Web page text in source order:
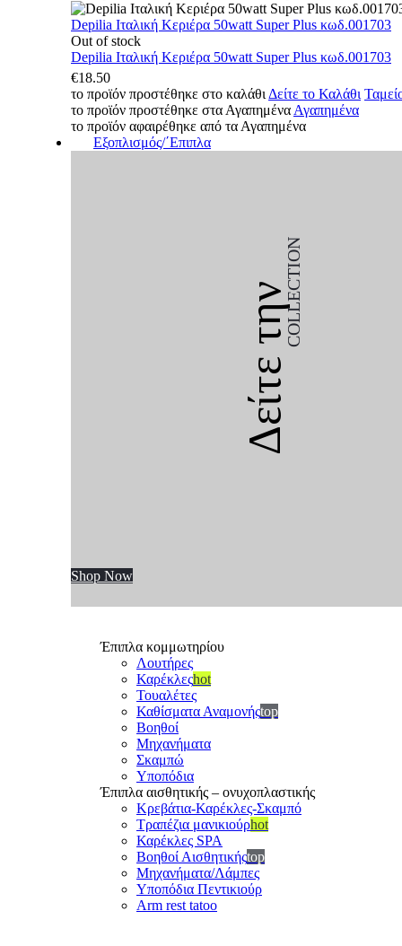
Depilia Ιταλική Κεριέρα 50watt Super Plus κωδ.001703
Out of stock
Depilia Ιταλική Κεριέρα 50watt Super Plus κωδ.001703
€18.50
το προϊόν προστέθηκε στο καλάθι Δείτε το Καλάθι
το προϊόν προστέθηκε στα Αγαπημένα Αγαπημένα
το προϊόν αφαιρέθηκε από τα Αγαπημένα
Εξοπλισμός/΄Επιπλα
Δείτε τηνCOLLECTION
Shop Now
Έπιπλα κομμωτηρίου
Λουτήρες
Καρέκλεςhot
Τουαλέτες
Καθίσματα Αναμονήςtop
Βοηθοί
Μηχανήματα
Σκαμπώ
Υποπόδια
Έπιπλα αισθητικής – ονυχοπλαστικής
Κρεβάτια-Καρέκλες-Σκαμπό
Τραπέζια μανικιούρhot
Καρέκλες SPA
Βοηθοί Αισθητικήςtop
Μηχανήματα/Λάμπες
Υποπόδια Πεντικιούρ
Arm rest tatoo